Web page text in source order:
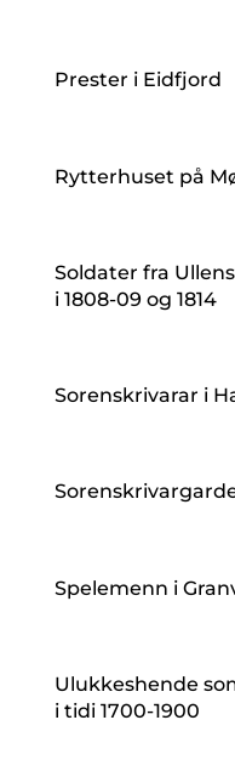
Prester i Eidfjord
Rytterhuset på
Soldater fra
i 1808-09 og 1814
Sorenskrivarar i
Spelemenn i
Ulukkeshende
i tidi 1700-1900